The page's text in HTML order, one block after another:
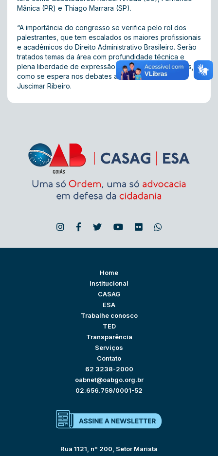
Mânica (PR) e Thiago Marrara (SP) .
“A importância do congresso se verifica pelo rol dos
palestrantes, que tem escalados os maiores profissionais
e acadêmicos do Direito Administrativo Brasileiro. Serão
tratados temas da área com profundidade técnica e
plena liberdade de expressão dos seus pensamentos,
como se espera nos debates acadêmicos.” destaca
Juscimar Ribeiro.
Home
Institucional
CASAG
ESA
Trabalhe conosco
TED
Transparência
Serviços
Contato
62 3238-2000
oabnet@oabgo.org.br
02.656.759/0001-52
Rua 1121, nº 200, Setor Marista